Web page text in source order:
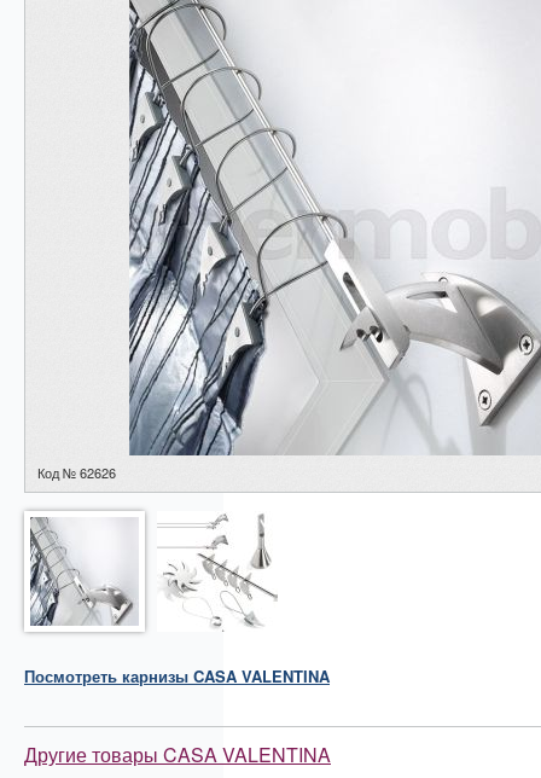
Код № 62626
Посмотреть карнизы CASA VALENTINA
Другие товары CASA VALENTINA